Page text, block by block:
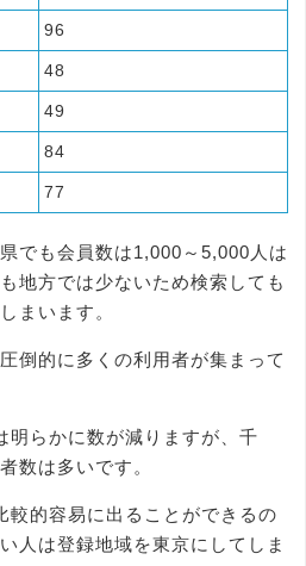
96
48
49
84
77
でも会員数は1,000～5,000人は
地方では少ないため検索しても
まいます。
倒的に多くの利用者が集まって
明らかに数が減りますが、千
数は多いです。
較的容易に出ることができるの
人は登録地域を東京にしてしま